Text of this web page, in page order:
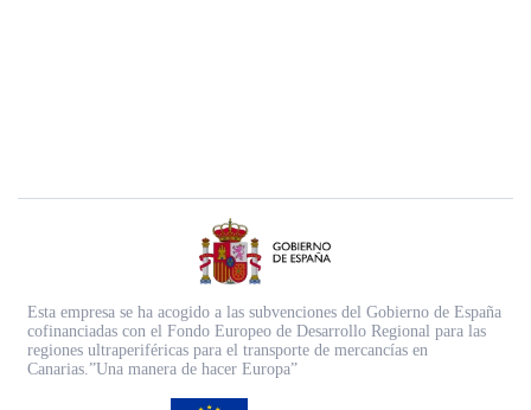
Esta empresa se ha acogido a las subvenciones del Gobierno de España
cofinanciadas con el Fondo Europeo de Desarrollo Regional para las
regiones ultraperiféricas para el transporte de mercancías en
Canarias.”Una manera de hacer Europa”